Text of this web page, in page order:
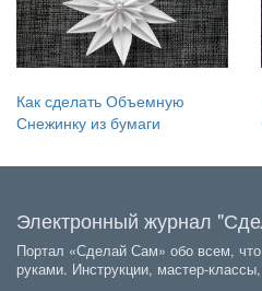
Как сделать Объемную
Снежинку из бумаги
Электронный журнал
Портал «Сделай Сам» обо всем,
руками. Инструкции, мастер-